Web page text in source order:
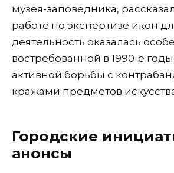
музея-заповедника,
работе по экспертизе икон
деятельность оказалась
востребованной в 1990-е
активной борьбы с
кражами предметов
Городские
анонсы